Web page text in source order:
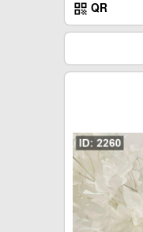
QR
qr_code